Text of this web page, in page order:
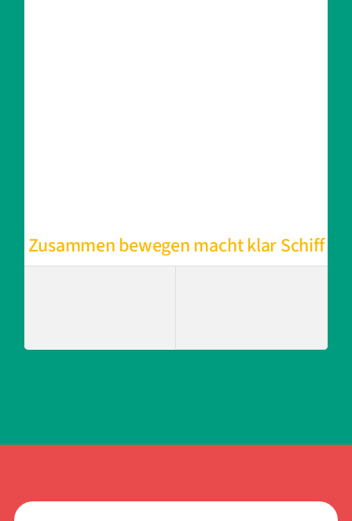
Zusammen bewegen macht klar Schiff